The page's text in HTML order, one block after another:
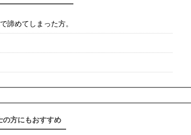
諦めてしまった方。
の方にもおすすめ